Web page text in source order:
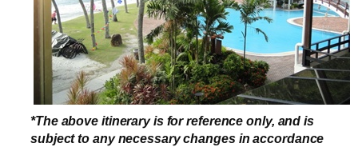
*The above itinerary is for reference only, and is
subject to any necessary changes in accordance